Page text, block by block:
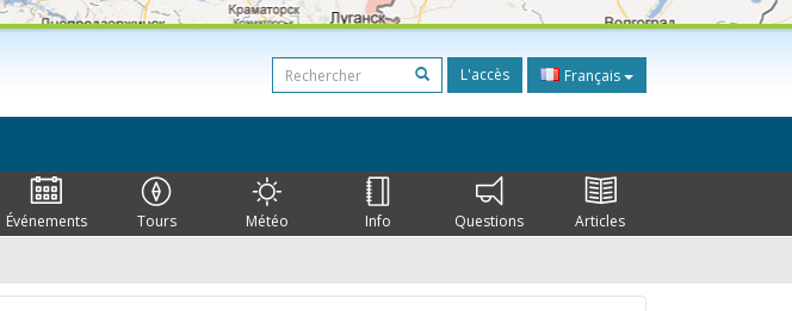
L'accès Français
Événements Tours Météo Info Questions Articles